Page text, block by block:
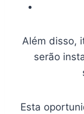
Além disso,
serão
Esta